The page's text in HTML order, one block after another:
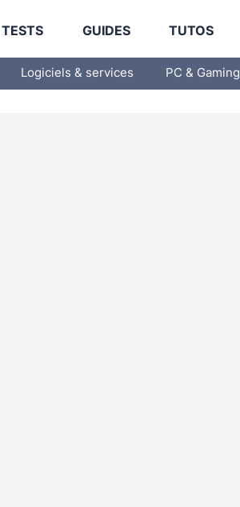
TESTS GUIDES TUTOS
Logiciels & services PC & Gaming